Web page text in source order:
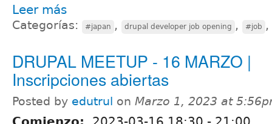
Leer más
Categorías: #japan , drupal developer job opening , #job ,
DRUPAL MEETUP - 16 MARZO |
Inscripciones abiertas
Posted by edutrul on Marzo 1, 2023 at